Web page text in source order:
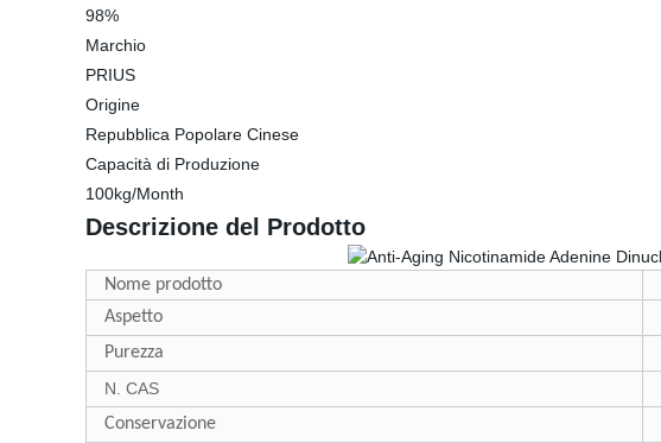
98%
Marchio
PRIUS
Origine
Repubblica Popolare Cinese
Capacità di Produzione
100kg/Month
Descrizione del Prodotto
Nome prodotto
Aspetto
Purezza
N. CAS
Conservazione